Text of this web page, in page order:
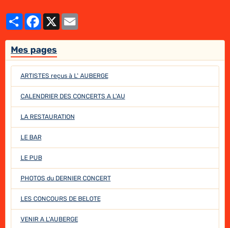
PartagerFacebook
X
Mes pages
ARTISTES reçus à L' AUBERGE
CALENDRIER DES CONCERTS A L'AU
LA RESTAURATION
LE BAR
LE PUB
PHOTOS du DERNIER CONCERT
LES CONCOURS DE BELOTE
VENIR A L'AUBERGE